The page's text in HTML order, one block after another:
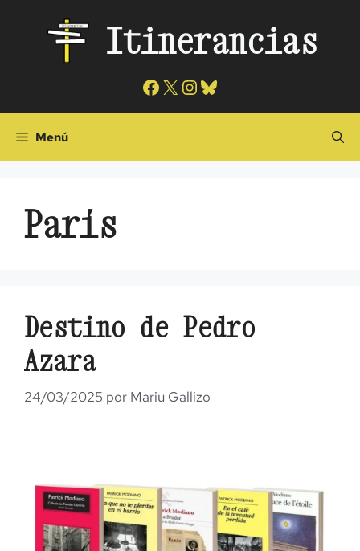
contenido
Itinerancias
Facebook
X Instagram
Bluesky
Menú
París
Destino de Pedro
Azara
24/03/2025 por Mariu Gallizo